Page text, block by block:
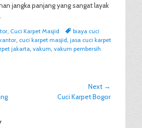
jangka panjang yang sangat layak
, Cuci Karpet Masjid Tagsbiaya cuci
, cuci karpet masjid, jasa cuci karpet
jakarta, vakum, vakum pembersih
Next →
Cuci Karpet Bogor